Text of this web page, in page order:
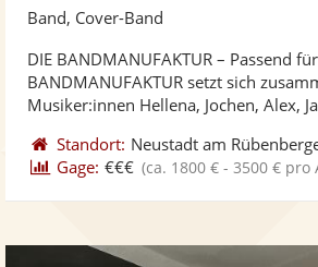
Band, Cover-Band
DIE BANDMANUFAKTUR – Passend
BANDMANUFAKTUR setzt sich
Musiker:innen Hellena, Jochen, Alex,
Standort: Neustadt am
Gage: €€€ (ca. 1800 € - 3500 €